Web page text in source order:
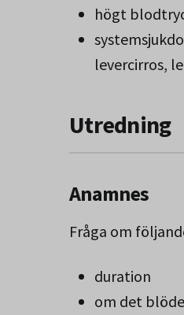
högt
levercirros,
Utredning
Anamnes
Fråga om
duration
om det